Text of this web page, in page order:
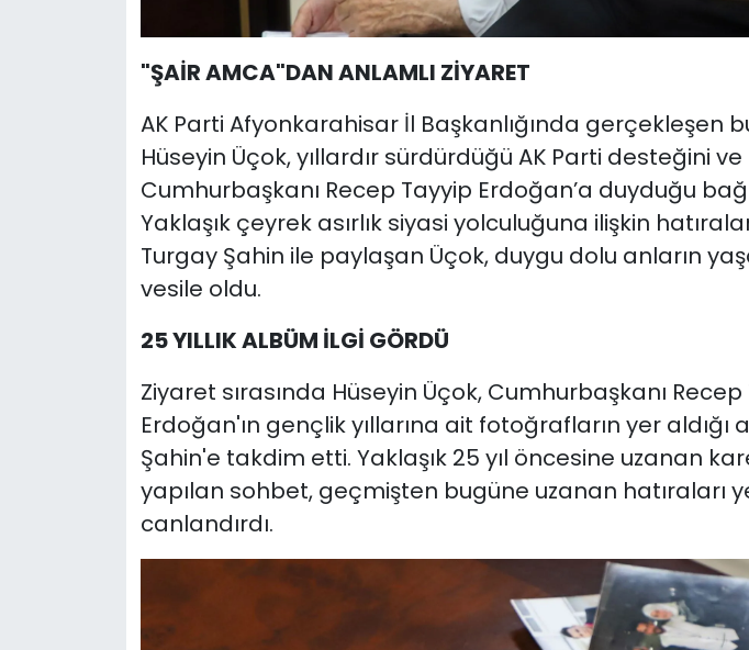
"ŞAİR AMCA"DAN ANLAMLI ZİYARET
AK Parti Afyonkarahisar İl Başkanlığında gerçekleşen
Hüseyin Üçok, yıllardır sürdürdüğü AK Parti desteğini ve
Cumhurbaşkanı Recep Tayyip Erdoğan’a duyduğu
Yaklaşık çeyrek asırlık siyasi yolculuğuna ilişkin
Turgay Şahin ile paylaşan Üçok, duygu dolu anların
vesile oldu.
25 YILLIK ALBÜM İLGİ GÖRDÜ
Ziyaret sırasında Hüseyin Üçok, Cumhurbaşkanı
Erdoğan'ın gençlik yıllarına ait fotoğrafların yer aldığı
Şahin'e takdim etti. Yaklaşık 25 yıl öncesine uzanan
yapılan sohbet, geçmişten bugüne uzanan hatıraları
canlandırdı.